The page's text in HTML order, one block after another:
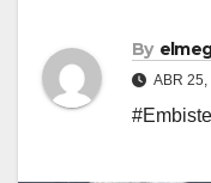
By
ABR
#Embiste